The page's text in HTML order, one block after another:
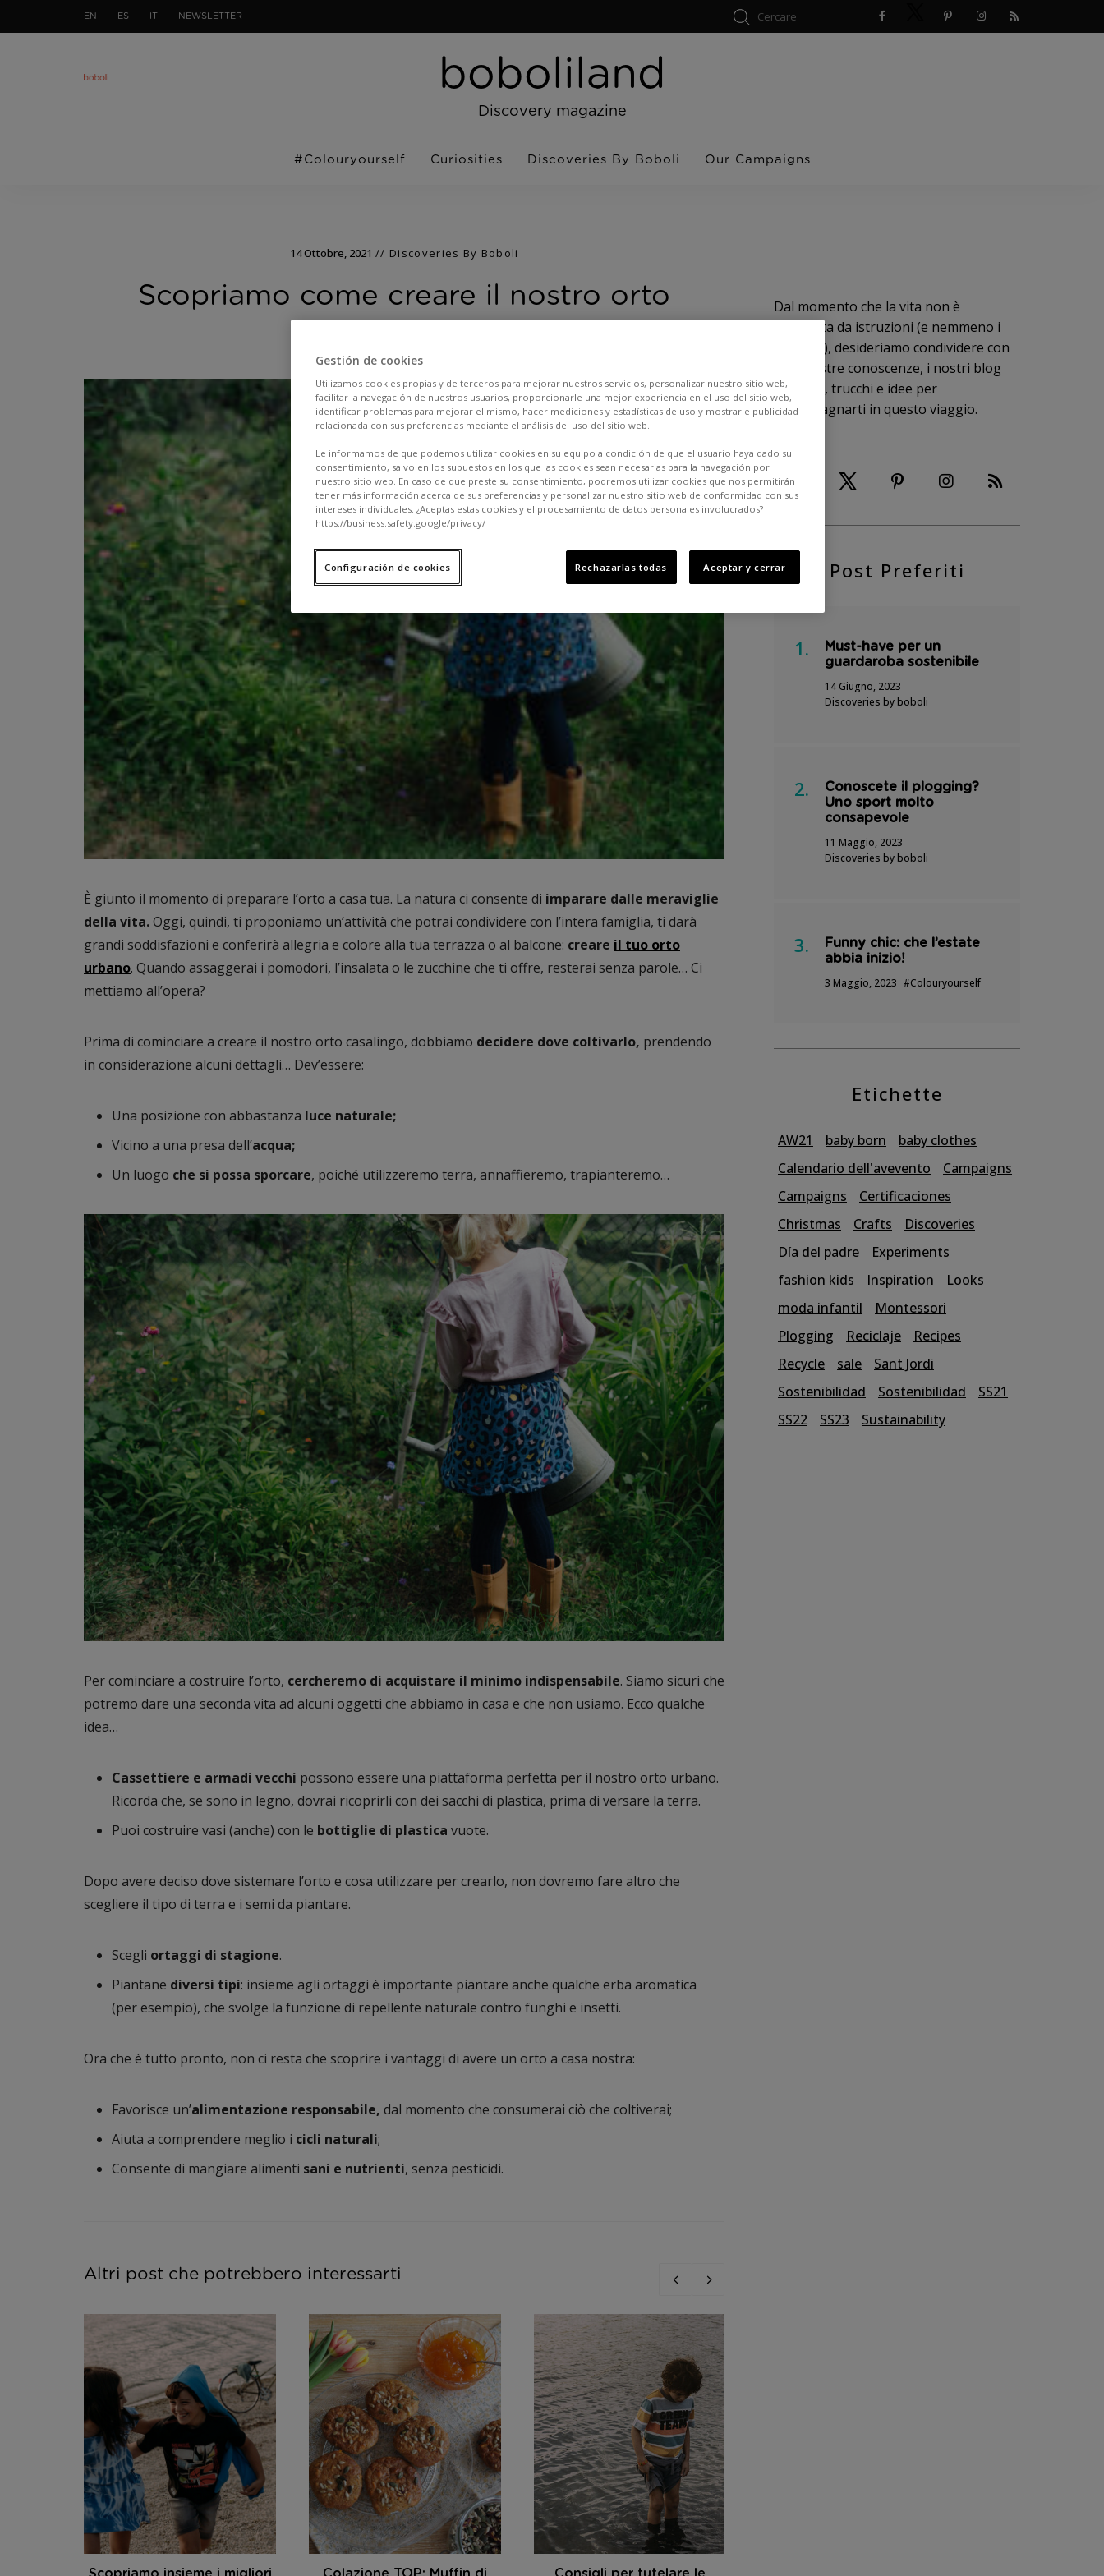
EN ES IT NEWSLETTER
boboliland
Discovery magazine
#Colouryourself Curiosities Discoveries By Boboli Our Campaigns
14 Ottobre, 2021 Discoveries By Boboli
Scopriamo come creare il nostro orto
È giunto il momento di preparare l’orto a casa tua. La natura ci consente di imparare dalle meraviglie
della vita.Oggi, quindi, ti proponiamo un’attività che potrai condividere con l’intera famiglia, ti darà
grandi soddisfazioni e conferirà allegria e colore alla tua terrazza o al balcone: creare il tuo orto
urbano. Quando assaggerai i pomodori, l’insalata o le zucchine che ti offre, resterai senza parole… Ci
mettiamo all’opera?
Prima di cominciare a creare il nostro orto casalingo, dobbiamo decidere dove coltivarlo, prendendo
in considerazione alcuni dettagli… Dev’essere:
Una posizione con abbastanza luce naturale;
Vicino a una presa dell’acqua;
Un luogo che si possa sporcare, poiché utilizzeremo terra, annaffieremo, trapianteremo…
Per cominciare a costruire l’orto, cercheremo di acquistare il minimo indispensabile. Siamo sicuri che
potremo dare una seconda vita ad alcuni oggetti che abbiamo in casa e che non usiamo. Ecco qualche
idea…
Cassettiere e armadi vecchi possono essere una piattaforma perfetta per il nostro orto urbano.
Ricorda che, se sono in legno, dovrai ricoprirli con dei sacchi di plastica, prima di versare la terra.
Puoi costruire vasi (anche) con le bottiglie di plastica vuote.
Dopo avere deciso dove sistemare l’orto e cosa utilizzare per crearlo, non dovremo fare altro che
scegliere il tipo di terra e i semi da piantare.
Scegli ortaggi di stagione.
Piantane diversi tipi: insieme agli ortaggi è importante piantare anche qualche erba aromatica
(per esempio), che svolge la funzione di repellente naturale contro funghi e insetti.
Ora che è tutto pronto, non ci resta che scoprire i vantaggi di avere un orto a casa nostra:
Favorisce un’alimentazione responsabile, dal momento che consumerai ciò che coltiverai;
Aiuta a comprendere meglio i cicli naturali;
Consente di mangiare alimenti sani e nutrienti, senza pesticidi.
Altri post che potrebbero interessarti
Dal momento che la vita non è
corredata da istruzioni (e nemmeno i
bambini), desideriamo condividere con
te le nostre conoscenze, i nostri blog
preferiti, trucchi e idee per
accompagnarti in questo viaggio.
Post Preferiti
Must-have per un
guardaroba sostenibile
14 Giugno, 2023
Discoveries by boboli
Conoscete il plogging?
Uno sport molto
consapevole
11 Maggio, 2023
Discoveries by boboli
Funny chic: che l’estate
abbia inizio!
3 Maggio, 2023 #Colouryourself
Etichette
AW21 baby born
baby clothes
Calendario dell'avevento
Campaigns
Campaigns
Certificaciones
Christmas
Crafts
Discoveries
Día del padre
Experiments
fashion kids
Inspiration
Looks
moda infantil
Montessori
Plogging
Reciclaje
Recipes
Recycle
sale
Sant Jordi
Sostenibilidad
Sostenibilidad
SS21
SS22
SS23 Sustainability
Gestión de cookies
Utilizamos cookies propias y de terceros para mejorar nuestros servicios, personalizar nuestro sitio web,
facilitar la navegación de nuestros usuarios, proporcionarle una mejor experiencia en el uso del sitio web,
identificar problemas para mejorar el mismo, hacer mediciones y estadísticas de uso y mostrarle publicidad
relacionada con sus preferencias mediante el análisis del uso del sitio web.
Le informamos de que podemos utilizar cookies en su equipo a condición de que el usuario haya dado su
consentimiento, salvo en los supuestos en los que las cookies sean necesarias para la navegación por
nuestro sitio web. En caso de que preste su consentimiento, podremos utilizar cookies que nos permitirán
tener más información acerca de sus preferencias y personalizar nuestro sitio web de conformidad con sus
intereses individuales. ¿Aceptas estas cookies y el procesamiento de datos personales involucrados?
https://business.safety.google/privacy/
Configuración de cookies Rechazarlas todas Aceptar y cerrar